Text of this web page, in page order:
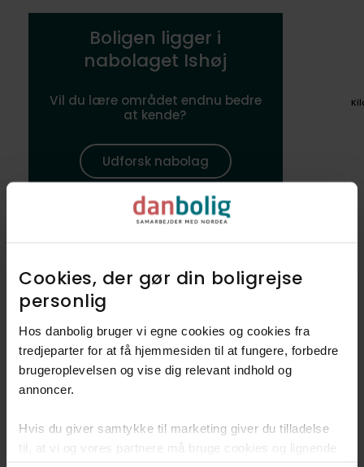
Cookies, der gør din boligrejse
personlig​
Hos danbolig bruger vi egne cookies og cookies fra
tredjeparter for at få hjemmesiden til at fungere, forbedre
brugeroplevelsen og vise dig relevant indhold og
annoncer.​
Hvis du giver samtykke til marketing giver du tilladelse
til, at vi og vores partnere må bruge cookies og lignende
Boligen ligger i
nabolaget Ishøj
Vil du lære området endnu bedre
at kende?
Udforsk nabolag
Det kendetegner Ishøj
Skøn natur
Masser af
Godt for børnefamilier